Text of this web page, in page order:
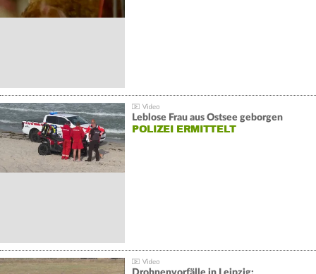
Leblose Frau aus Ostsee geborgen
POLIZEI ERMITTELT